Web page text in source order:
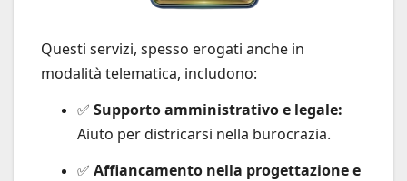
Questi servizi, spesso erogati anche in
modalità telematica, includono:
✅ Supporto amministrativo e legale:
Aiuto per districarsi nella burocrazia.
✅ Affiancamento nella progettazione e